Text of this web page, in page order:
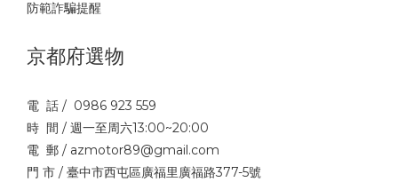
防範詐騙提醒
京都府選物
電 話 / 0986 923 559
時 間 / 週一至周六13:00~20:00
電 郵 / azmotor89@gmail.com
門 市 / 臺中市西屯區廣福里廣福路377-5號